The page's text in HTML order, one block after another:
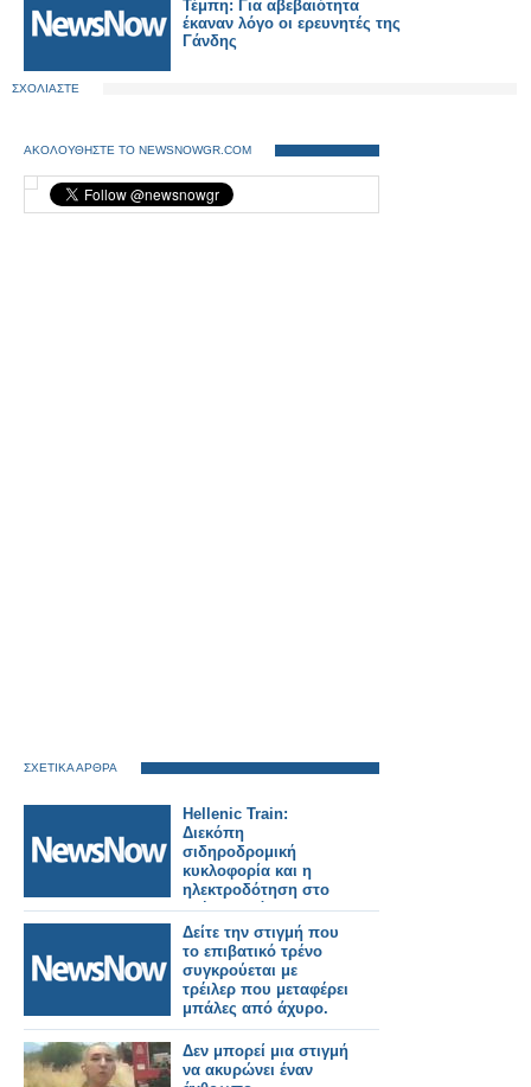
Τέμπη: Για αβεβαιότητα
έκαναν λόγο οι ερευνητές της
Γάνδης
ΣΧΟΛΙΑΣΤΕ
ΑΚΟΛΟΥΘΗΣΤΕ ΤΟ NEWSNOWGR.COM
ΣΧΕΤΙΚΑ ΑΡΘΡΑ
Hellenic Train:
Διεκόπη
σιδηροδρομική
κυκλοφορία και η
ηλεκτροδότηση στο
τμήμα Οινόη –
Χαλκίδα, εξαιτίας
πυρκαγιάς.
Δείτε την στιγμή που
το επιβατικό τρένο
συγκρούεται με
τρέιλερ που μεταφέρει
μπάλες από άχυρο.
Δεν μπορεί μια στιγμή
να ακυρώνει έναν